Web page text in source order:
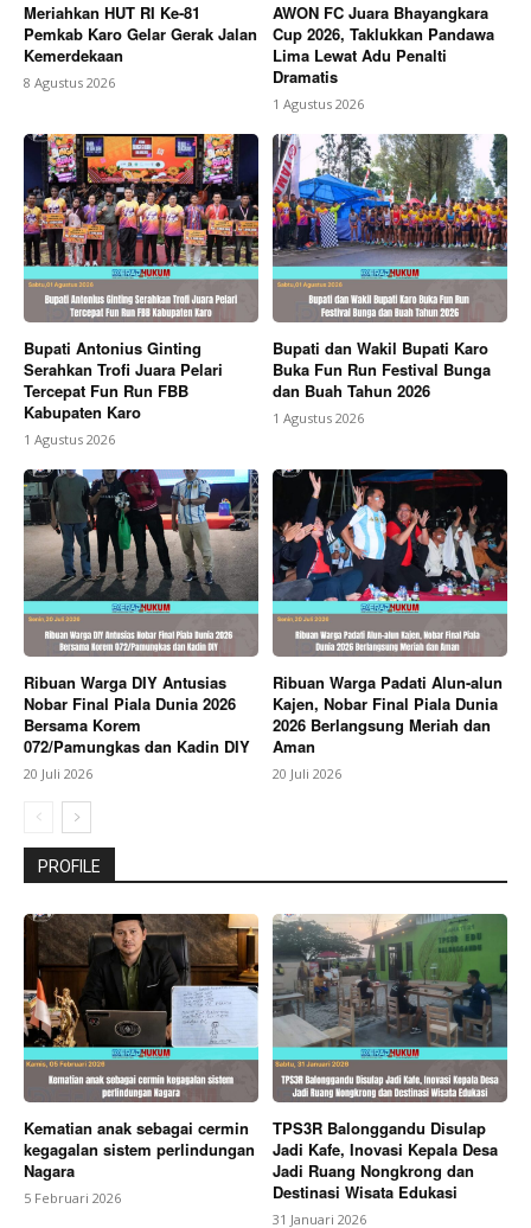
Meriahkan HUT RI Ke-81
Pemkab Karo Gelar Gerak Jalan
Kemerdekaan
8 Agustus 2026
AWON FC Juara Bhayangkara
Cup 2026, Taklukkan Pandawa
Lima Lewat Adu Penalti
Dramatis
1 Agustus 2026
Bupati Antonius Ginting
Serahkan Trofi Juara Pelari
Tercepat Fun Run FBB
Kabupaten Karo
1 Agustus 2026
Bupati dan Wakil Bupati Karo
Buka Fun Run Festival Bunga
dan Buah Tahun 2026
1 Agustus 2026
Ribuan Warga DIY Antusias
Nobar Final Piala Dunia 2026
Bersama Korem
072/Pamungkas dan Kadin DIY
20 Juli 2026
Ribuan Warga Padati Alun-alun
Kajen, Nobar Final Piala Dunia
2026 Berlangsung Meriah dan
Aman
20 Juli 2026
PROFILE
Kematian anak sebagai cermin
kegagalan sistem perlindungan
Nagara
5 Februari 2026
TPS3R Balonggandu Disulap
Jadi Kafe, Inovasi Kepala Desa
Jadi Ruang Nongkrong dan
Destinasi Wisata Edukasi
31 Januari 2026